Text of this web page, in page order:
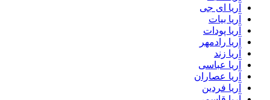
آریا ای جی
آریا بیات
آریا پودات
آریا رادمهر
آریا زند
آریا عباسی
آریا عصاران
آریا فردین